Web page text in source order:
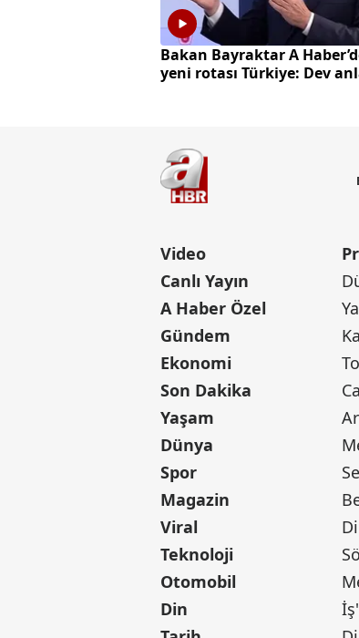
Bakan Bayraktar A
yeni rotası Türkiye: Dev
Video
Canlı Yayın
A Haber Özel
Gündem
Ekonomi
Son Dakika
Yaşam
Dünya
Spor
Magazin
Viral
Teknoloji
Otomobil
Din